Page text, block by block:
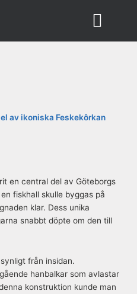
av ikoniska Feskekôrkan
en central del av Göteborgs
fiskhall skulle byggas på
klar. Dess unika
snabbt döpte om den till
från insidan.
hanbalkar som avlastar
konstruktion kunde man